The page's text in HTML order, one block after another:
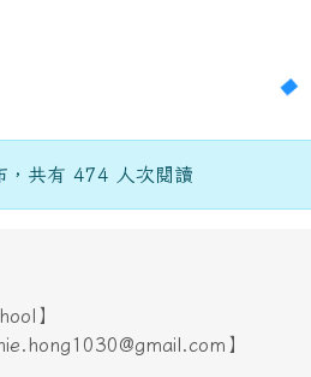
共有 474 人次閱讀
】
】